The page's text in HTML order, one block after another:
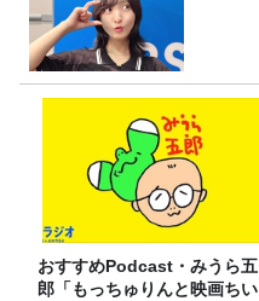
おすすめPodcast・みうら五
郎「もっちゅりんと映画ちい